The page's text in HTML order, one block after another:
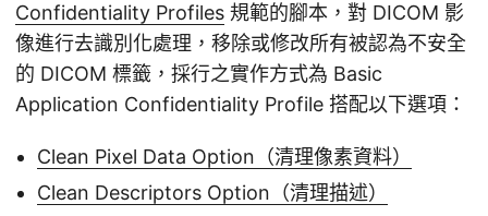
Confidentiality Profiles 規範的腳本，對 DICOM 影
像進行去識別化處理，移除或修改所有被認為不安全
的 DICOM 標籤，採行之實作方式為 Basic
Application Confidentiality Profile 搭配以下選項：
Clean Pixel Data Option（清理像素資料）
Clean Descriptors Option（清理描述）